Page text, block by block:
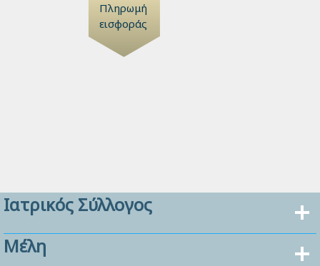
Πληρωμή
εισφοράς
Ιατρικός Σύλλογος
Μέλη